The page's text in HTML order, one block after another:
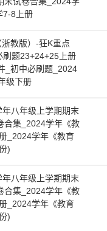
7-8上册
教版）-狂K重点
刷题23+24+25上册
_初中必刷题_2024
级下册
八年级上学期期末
合集_2024学年《教
_2024学年《教育
)
八年级上学期期末
合集_2024学年《教
_2024学年《教育
)